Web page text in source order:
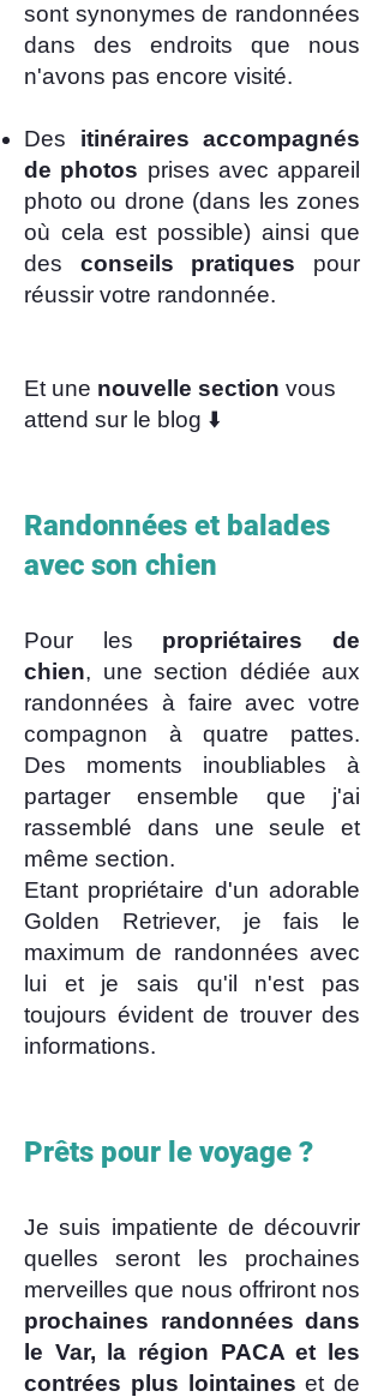
sont synonymes de randonnées
dans des endroits que nous
n'avons pas encore visité.
Des itinéraires accompagnés
de photos prises avec appareil
photo ou drone (dans les zones
où cela est possible) ainsi que
des conseils pratiques pour
réussir votre randonnée.
Et une nouvelle section vous
attend sur le blog ⬇️
Randonnées et balades
avec son chien
Pour les propriétaires de
chien, une section dédiée aux
randonnées à faire avec votre
compagnon à quatre pattes.
Des moments inoubliables à
partager ensemble que j'ai
rassemblé dans une seule et
même section.
Etant propriétaire d'un adorable
Golden Retriever, je fais le
maximum de randonnées avec
lui et je sais qu'il n'est pas
toujours évident de trouver des
informations.
Prêts pour le voyage ?
Je suis impatiente de découvrir
quelles seront les prochaines
merveilles que nous offriront nos
prochaines randonnées dans
le Var, la région PACA et les
contrées plus lointaines et de